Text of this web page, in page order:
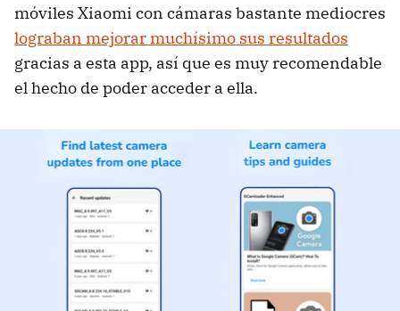
móviles Xiaomi con cámaras bastante mediocres
lograban mejorar muchísimo sus resultados
gracias a esta app, así que es muy recomendable
el hecho de poder acceder a ella.